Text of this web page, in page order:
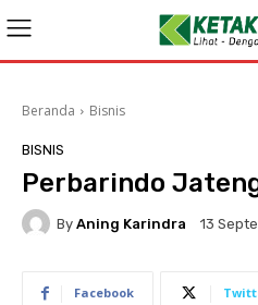
Beranda Bisnis
BISNIS
Perbarindo
By Aning Karindra 13
Facebook